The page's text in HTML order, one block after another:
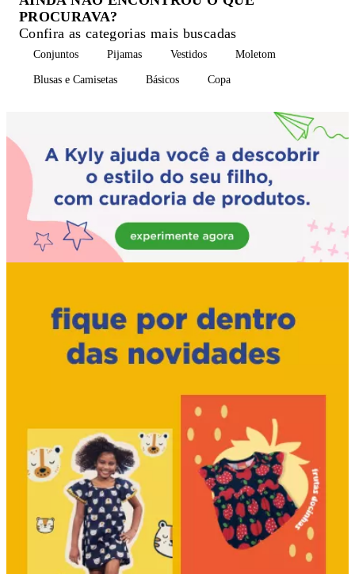
PROCURAVA?
Confira as categorias mais buscadas
Conjuntos Pijamas Vestidos Moletom
Blusas e Camisetas Básicos Copa